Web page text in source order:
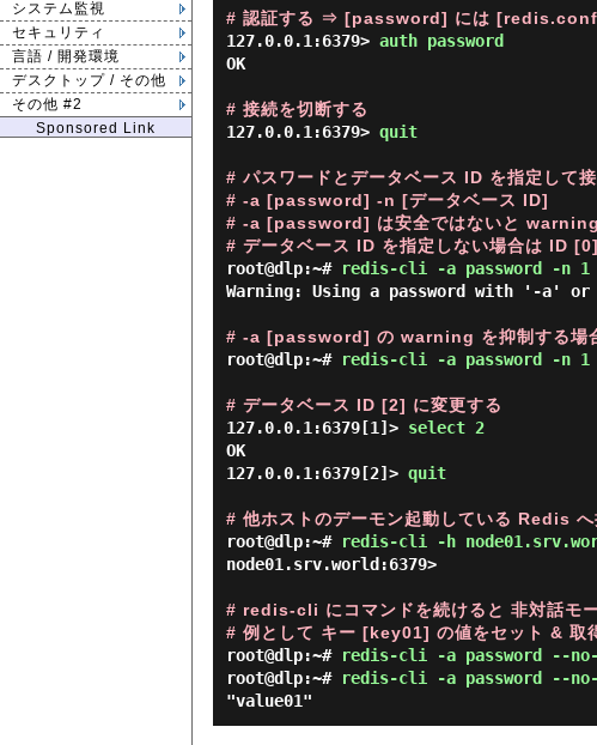
システム監視
セキュリティ
言語 / 開発環境
デスクトップ / その他
その他 #2
Sponsored Link
# 認証する ⇒ [password] には [redis.conf]
127.0.0.1:6379> auth password
OK
# 接続を切断する
127.0.0.1:6379> quit
# パスワードとデータベース ID を指定して
# -a [password] -n [データベース ID]
# -a [password] は安全ではないと warning
# データベース ID を指定しない場合は ID
root@dlp:~# redis-cli -a password -n 1
Warning: Using a password with '-a'
# -a [password] の warning を抑制する
root@dlp:~# redis-cli -a password -n 1
# データベース ID [2] に変更する
127.0.0.1:6379[1]> select 2
OK
127.0.0.1:6379[2]> quit
# 他ホストのデーモン起動している Redis
root@dlp:~# redis-cli -h
node01.srv.world:6379>
# redis-cli にコマンドを続けると 非対話モ
# 例として キー [key01] の値をセット & 取
root@dlp:~# redis-cli -a password --no-
root@dlp:~# redis-cli -a password --